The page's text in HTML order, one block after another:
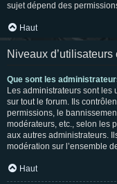
sujet dépend des
Haut
Niveaux d’utilisateurs
Que sont les
Les administrateurs sont les
sur tout le forum. Ils
permissions, le
modérateurs, etc., selon les
aux autres administrateurs.
modération sur l’ensemble
Haut